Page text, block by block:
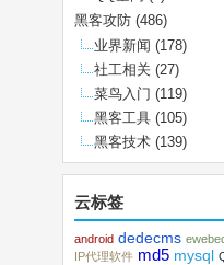
黑客攻防 (486)
业界新闻 (178)
社工相关 (27)
菜鸟入门 (119)
黑客工具 (105)
黑客技术 (139)
云标签
android dedecms
IP代理软件 md5 mysql